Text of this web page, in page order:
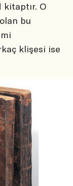
O
bu
klişesi ise